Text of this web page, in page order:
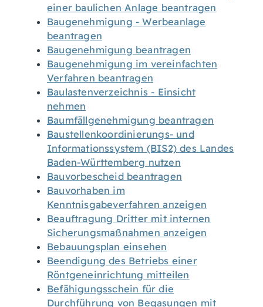
einer baulichen Anlage beantragen
Baugenehmigung - Werbeanlage
beantragen
Baugenehmigung beantragen
Baugenehmigung im vereinfachten
Verfahren beantragen
Baulastenverzeichnis - Einsicht
nehmen
Baumfällgenehmigung beantragen
Baustellenkoordinierungs- und
Informationssystem (BIS2) des Landes
Baden-Württemberg nutzen
Bauvorbescheid beantragen
Bauvorhaben im
Kenntnisgabeverfahren anzeigen
Beauftragung Dritter mit internen
Sicherungsmaßnahmen anzeigen
Bebauungsplan einsehen
Beendigung des Betriebs einer
Röntgeneinrichtung mitteilen
Befähigungsschein für die
Durchführung von Begasungen mit